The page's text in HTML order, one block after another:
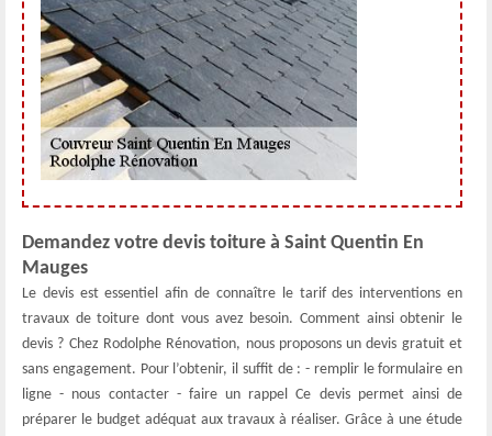
Demandez votre devis toiture à Saint Quentin En
Mauges
Le devis est essentiel afin de connaître le tarif des interventions en
travaux de toiture dont vous avez besoin. Comment ainsi obtenir le
devis ? Chez Rodolphe Rénovation, nous proposons un devis gratuit et
sans engagement. Pour l’obtenir, il suffit de : - remplir le formulaire en
ligne - nous contacter - faire un rappel Ce devis permet ainsi de
préparer le budget adéquat aux travaux à réaliser. Grâce à une étude